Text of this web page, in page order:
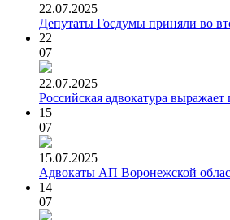
22.07.2025
Депутаты Госдумы приняли во
22
07
22.07.2025
Российская адвокатура
15
07
15.07.2025
Адвокаты АП Воронежской
14
07